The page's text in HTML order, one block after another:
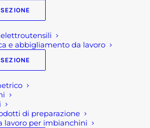
e abbigliamento da lavoro
di preparazione
lavoro per imbianchini